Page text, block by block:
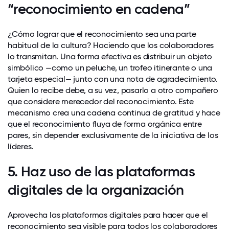
“reconocimiento en cadena”
¿Cómo lograr que el reconocimiento sea una parte
habitual de la cultura? Haciendo que los colaboradores
lo transmitan. Una forma efectiva es distribuir un objeto
simbólico —como un peluche, un trofeo itinerante o una
tarjeta especial— junto con una nota de agradecimiento.
Quien lo recibe debe, a su vez, pasarlo a otro compañero
que considere merecedor del reconocimiento. Este
mecanismo crea una cadena continua de gratitud y hace
que el reconocimiento fluya de forma orgánica entre
pares, sin depender exclusivamente de la iniciativa de los
líderes.
5. Haz uso de las plataformas
digitales de la organización
Aprovecha las plataformas digitales para hacer que el
reconocimiento sea visible para todos los colaboradores